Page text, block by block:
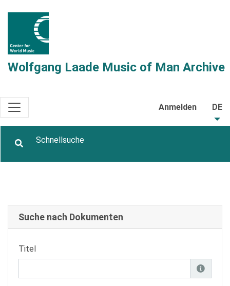
Wolfgang Laade Music of Man Archive
Anmelden DE
Suche nach Dokumenten
Titel